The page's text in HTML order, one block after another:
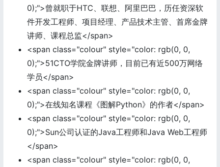
0);">曾就职于HTC、联想、阿里巴巴，历任资深软
件开发工程师、项目经理、产品技术主管、首席金牌
讲师、课程总监</span>
<span class="colour" style="color: rgb(0, 0,
0);">51CTO学院金牌讲师，目前已有近500万网络
学员</span>
<span class="colour" style="color: rgb(0, 0,
0);">在线知名课程《图解Python》的作者</span>
<span class="colour" style="color: rgb(0, 0,
0);">Sun公司认证的Java工程师和Java Web工程师
</span>
<span class="colour" style="color: rgb(0, 0,